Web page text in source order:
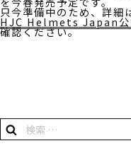
只今準備中のため、詳細
HJC Helmets Japan公
確認ください。
検
索:索